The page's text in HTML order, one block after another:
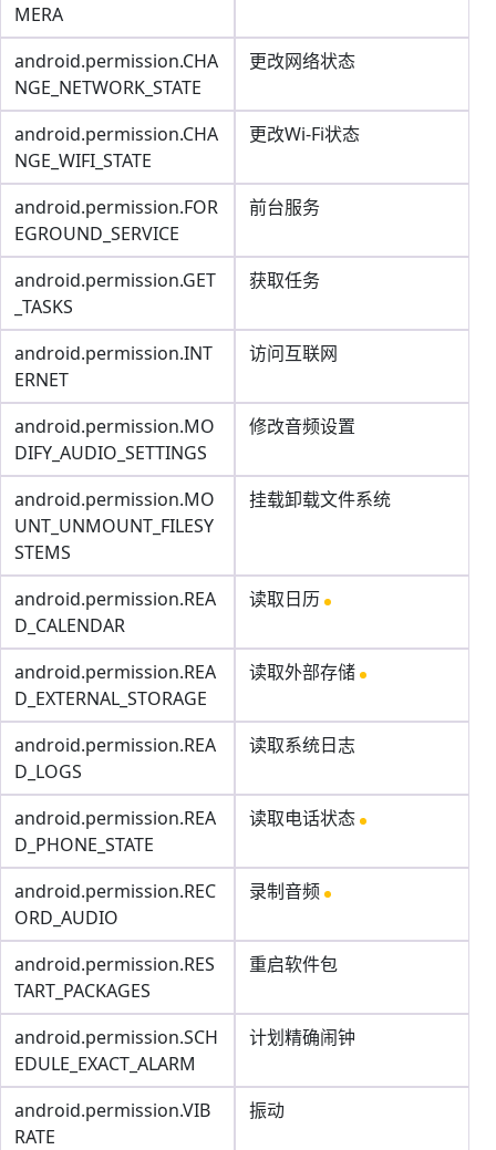
MERA
android.permission.CHA
NGE_NETWORK_STATE
更改网络状态
android.permission.CHA
NGE_WIFI_STATE
更改Wi-Fi状态
android.permission.FOR
EGROUND_SERVICE
前台服务
android.permission.GET
_TASKS
获取任务
android.permission.INT
ERNET
访问互联网
android.permission.MO
DIFY_AUDIO_SETTINGS
修改音频设置
android.permission.MO
UNT_UNMOUNT_FILESY
STEMS
挂载卸载文件系统
android.permission.REA
D_CALENDAR
读取日历
android.permission.REA
D_EXTERNAL_STORAGE
读取外部存储
android.permission.REA
D_LOGS
读取系统日志
android.permission.REA
D_PHONE_STATE
读取电话状态
android.permission.REC
ORD_AUDIO
录制音频
android.permission.RES
TART_PACKAGES
重启软件包
android.permission.SCH
EDULE_EXACT_ALARM
计划精确闹钟
android.permission.VIB
RATE
振动